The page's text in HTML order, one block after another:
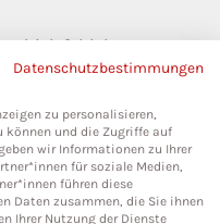
50
Datenschutzbestimmungen
zu personalisieren,
können und die Zugriffe auf
wir Informationen zu Ihrer
für soziale Medien,
führen diese
Daten zusammen, die Sie ihnen
Ihrer Nutzung der Dienste